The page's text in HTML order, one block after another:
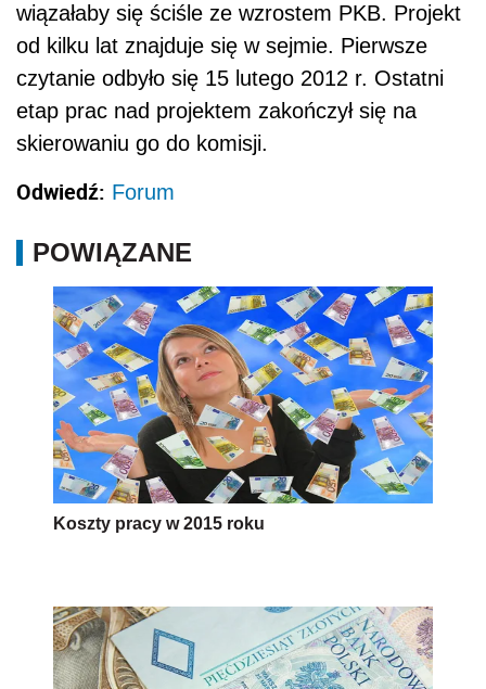
wiązałaby się ściśle ze wzrostem PKB. Projekt
od kilku lat znajduje się w sejmie. Pierwsze
czytanie odbyło się 15 lutego 2012 r. Ostatni
etap prac nad projektem zakończył się na
skierowaniu go do komisji.
Odwiedź: Forum
POWIĄZANE
Koszty pracy w 2015 roku